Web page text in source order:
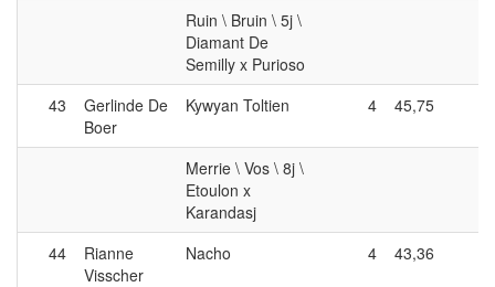
Ruin \ Bruin \ 5j \
Diamant De
Semilly x Purioso
43
Gerlinde De
Boer
Kywyan Toltien 4 45,75
Merrie \ Vos \ 8j \
Etoulon x
Karandasj
44
Rianne
Visscher
Nacho 4 43,36